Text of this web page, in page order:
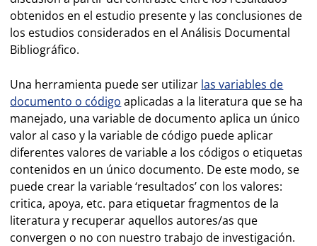
obtenidos en el estudio presente y las conclusiones de
los estudios considerados en el Análisis Documental
Bibliográfico.
Una herramienta puede ser utilizar las variables de
documento o código aplicadas a la literatura que se ha
manejado, una variable de documento aplica un único
valor al caso y la variable de código puede aplicar
diferentes valores de variable a los códigos o etiquetas
contenidos en un único documento. De este modo, se
puede crear la variable ‘resultados’ con los valores:
critica, apoya, etc. para etiquetar fragmentos de la
literatura y recuperar aquellos autores/as que
convergen o no con nuestro trabajo de investigación.